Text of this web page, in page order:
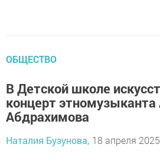
ОБЩЕСТВО
В Детской школе
концерт этномузыканта
Абдрахимова
Наталия Бузунова, 18 апреля